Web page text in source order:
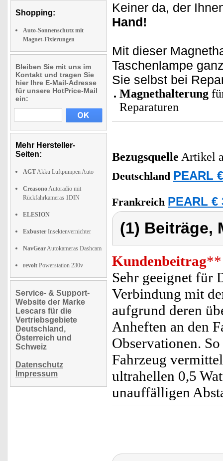
Shopping:
Auto-Sonnenschutz mit
Magnet-Fixierungen
Bleiben Sie mit uns im
Kontakt und tragen Sie
hier Ihre E-Mail-Adresse
für unsere HotPrice-Mail
ein:
Mehr Hersteller-
Seiten:
AGTAkku Luftpumpen Auto
CreasonoAutoradio mit
Rückfahrkameras 1DIN
ELESION
Exbuster Insektenvernichter
NavGearAutokameras Dashcam
revolt Powerstation 230v
Service- & Support-
Website der Marke
Lescars für die
Vertriebsgebiete
Deutschland,
Österreich und
Schweiz
Datenschutz
Impressum
Keiner da, der
Hand!
Mit dieser
Taschenlampe
Sie selbst bei
Magnethalterung
Reparaturen
Bezugsquelle Artikel
Deutschland PEARL
Frankreich PEARL €
(1) Beiträge,
Kundenbeitrag**
Sehr geeignet für
Verbindung mit
aufgrund deren
Anheften an den
Observationen.
Fahrzeug
ultrahellen 0,5
unauffälligen